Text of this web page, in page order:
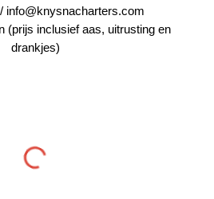
info@knysnacharters.com
(prijs inclusief aas, uitrusting en
drankjes)